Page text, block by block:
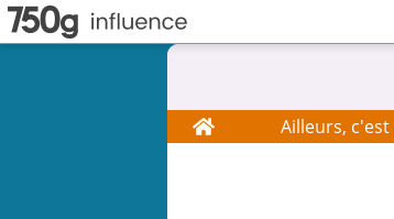
Home Ailleurs,